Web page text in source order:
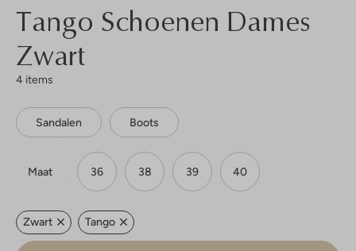
Tango Schoenen Dames
Zwart
4 items
Sandalen Boots
Maat 36 38 39 40
Zwart Tango